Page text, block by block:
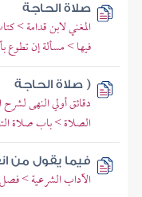
صلاة الحاجة
المغني لابن قدامة >
فيها > مسألة إن تطوع
( صلاة الحاجة
دقائق أولي النهى
الصلاة > باب صلاة
فيما يقول من
الآداب الشرعية >